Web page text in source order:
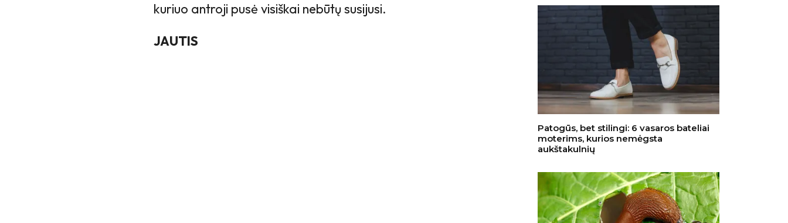
kuriuo antroji pusė visiškai nebūtų susijusi.
JAUTIS
Patogūs, bet stilingi: 6 vasaros bateliai
moterims, kurios nemėgsta
aukštakulnių